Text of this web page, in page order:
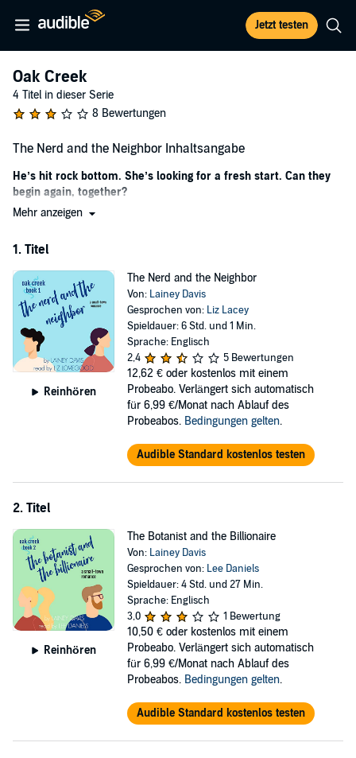
Jetzt testen
Oak Creek
4 Titel in dieser Serie
8 Bewertungen
The Nerd and the Neighbor Inhaltsangabe
He’s hit rock bottom. She’s looking for a fresh start. Can they
begin again, together?
Hunter Crawford has fallen from grace. The brilliant scientist knows
comes crashing down, Hunter loses his stoic calm and flees to his
Abigail Baker stalled before she ever began. Floundering in her
father’s construction business, struggling with a boyfriend who
terrifies her, Abigail takes off. She comes across a help wanted ad
and heads east to see if Oak Creek holds the key to her happiness.
In the small college town, Abigail carves out an unlikely friendship
with her landlord. Blunt and brooding, Hunter just wants to lick his
wounds, but his new tenant gives him other ideas for his tongue.
As the unexpected lovers explore their budding passion, they
discover they just might be each other’s missing piece. Will they
overcome their baggage and find true love?
The Nerd and the Neighboris the first book of the Oak Creek series. If
you like small-town characters, hilarious antics, and scorching hot
Lainey Davis. Buy
The Nerd and the Neighbor today and fall in love
with Oak Creek
©2019 Lainey Davis (P)2020 Lainey Davis
Mehr anzeigen
1. Titel
Reinhören
The Nerd and the Neighbor
Von: Lainey Davis
Gesprochen von: Liz Lacey
Spieldauer: 6 Std. und 1 Min.
Sprache: Englisch
2,4
5 Bewertungen
12,62 € oder kostenlos mit einem
Probeabo. Verlängert sich automatisch
für 6,99 €/Monat nach Ablauf des
Probeabos. Bedingungen gelten.
Audible Standard kostenlos testen
2. Titel
Reinhören
The Botanist and the Billionaire
Von: Lainey Davis
Gesprochen von: Lee Daniels
Spieldauer: 4 Std. und 27 Min.
Sprache: Englisch
3,0
1 Bewertung
10,50 € oder kostenlos mit einem
Probeabo. Verlängert sich automatisch
für 6,99 €/Monat nach Ablauf des
Probeabos. Bedingungen gelten.
Audible Standard kostenlos testen